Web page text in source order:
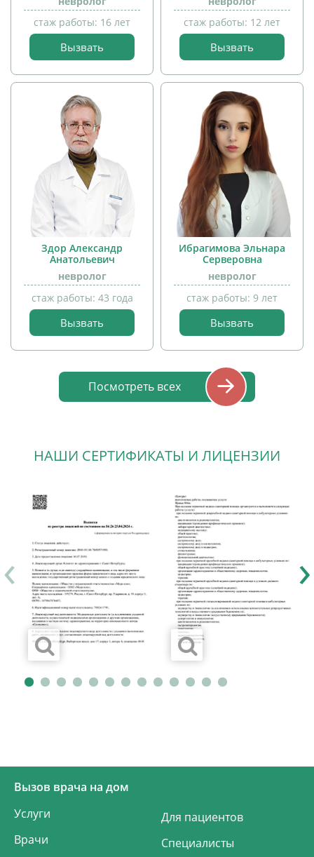
прием
детей
стаж работы: 16 лет
Вызвать
стаж работы: 12 лет
Вызвать
прием
Здор Александр
Анатольевич
невролог
стаж работы: 43 года
Вызвать
прием
Ибрагимова Эльнара
Серверовна
невролог
стаж работы: 9 лет
Вызвать
Посмотреть всех
НАШИ СЕРТИФИКАТЫ И ЛИЦЕНЗИИ
‹ ›
Вызов врача на дом
Услуги
Врачи
Для пациентов
Специалисты